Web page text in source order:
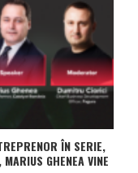
ÎN SERIE,
GHENEA VINE